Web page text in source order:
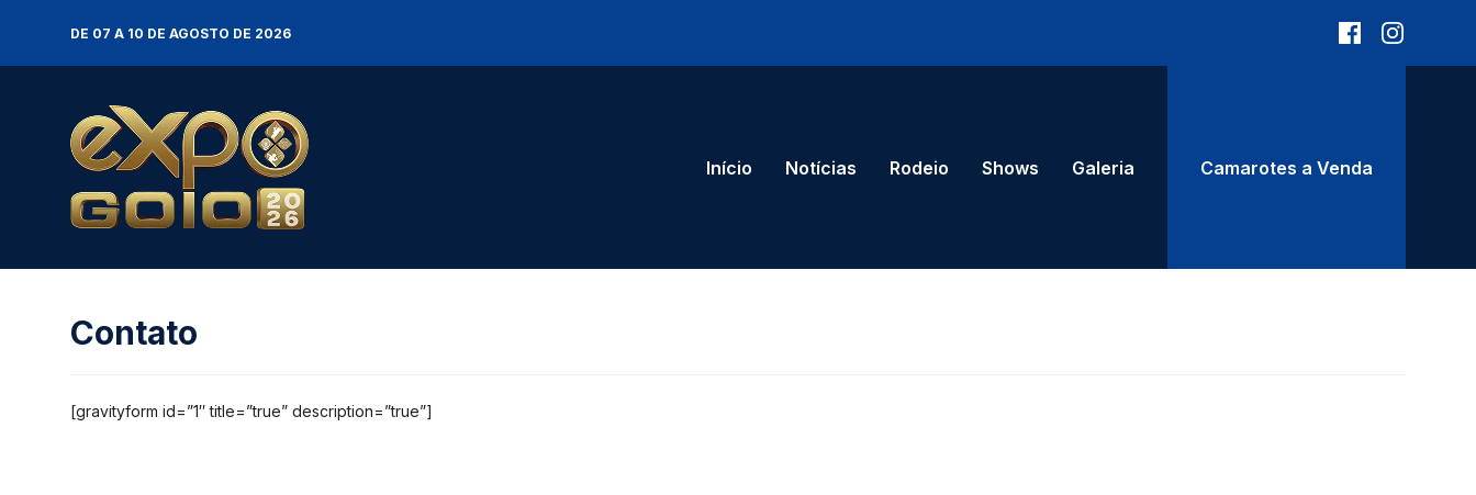
DE 07 A 10 DE AGOSTO DE 2026
Início Notícias Rodeio Shows Galeria Camarotes a Venda
Contato
[gravityform id=”1″ title=”true” description=”true”]